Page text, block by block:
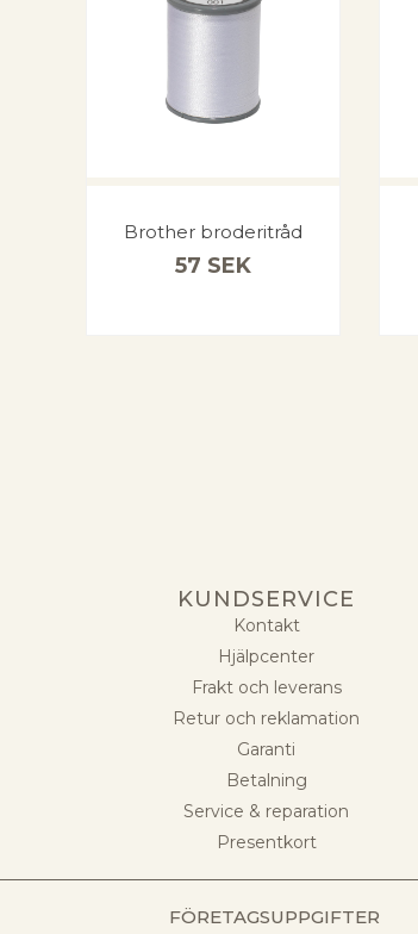
Brother broderitråd
57 SEK
KUNDSERVICE
Kontakt
Hjälpcenter
Frakt och leverans
Retur och reklamation
Garanti
Betalning
Service & reparation
Presentkort
FÖRETAGSUPPGIFTER